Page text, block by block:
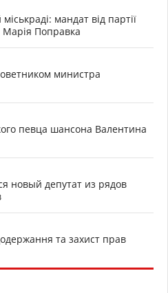
мандат від партії
Марія Поправка
министра
певца шансона Валентина
новый депутат из рядов
та захист прав